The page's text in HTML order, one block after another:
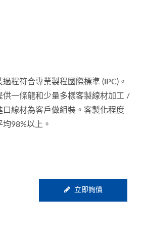
程符合專業製程國際標準 (IPC)。
一條龍和少量多樣客製線材加工 /
線材為客戶做組裝。客製化程度
98%以上。
立即詢價